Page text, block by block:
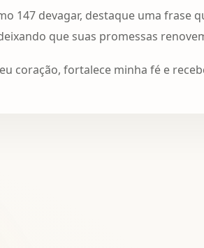
147 devagar, destaque uma frase
que suas promessas
coração, fortalece minha fé e